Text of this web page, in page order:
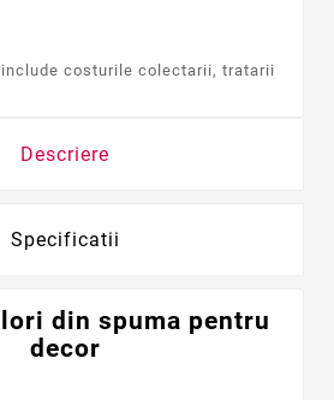
costurile colectarii, tratarii
Descriere
Specificatii
din spuma pentru
decor